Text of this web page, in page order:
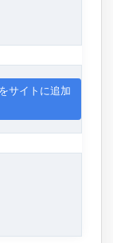
サイトに追加